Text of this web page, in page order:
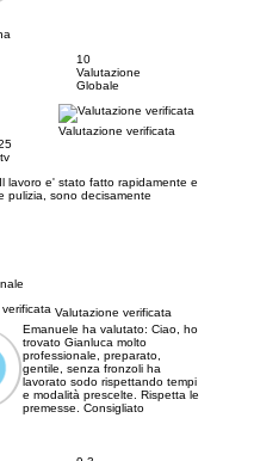
10
Valutazione
Globale
Valutazione verificata
Il lavoro e' stato fatto rapidamente e
pulizia, sono decisamente
Valutazione verificata
Emanuele ha valutato: Ciao, ho
trovato Gianluca molto
professionale, preparato,
gentile, senza fronzoli ha
lavorato sodo rispettando tempi
e modalità prescelte. Rispetta le
premesse. Consigliato